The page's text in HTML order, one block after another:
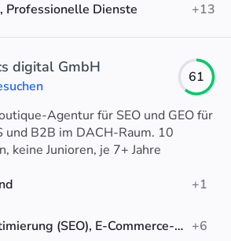
Professionelle Dienste
+13
digital GmbH
61
Agentur für SEO und GEO für
und B2B im DACH-Raum. 10
keine Junioren, je 7+ Jahre
European Search Awards 2025.
+1
Suchmaschinenoptimierung (SEO), E-Commerce-SEO, SEO-Beratung +6